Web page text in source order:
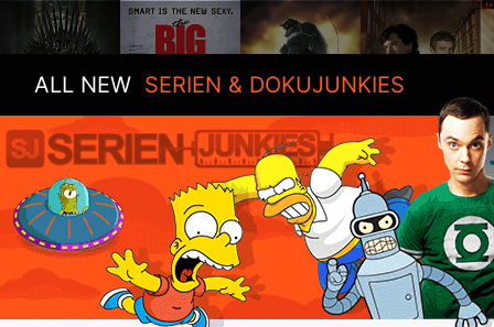
ALL NEW SERIEN & DOKUJUNKIES